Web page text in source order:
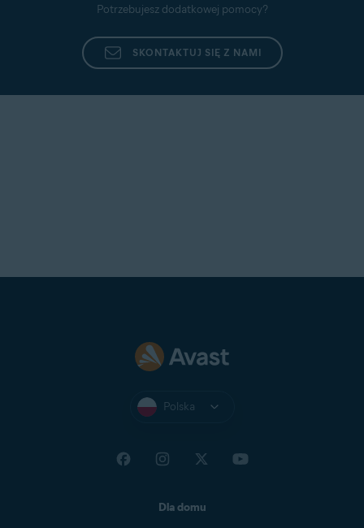
Potrzebujesz dodatkowej pomocy?
SKONTAKTUJ SIĘ Z NAMI
Polska
Dla domu